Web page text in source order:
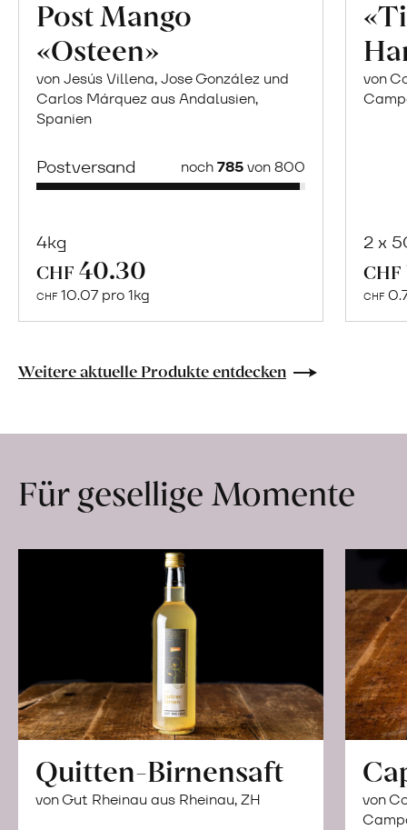
Post Mango
«Osteen»
von Jesús Villena, Jose González und
Carlos Márquez aus Andalusien,
Spanien
Postversand noch785von 800
4kg
CHF 40.30
CHF 10.07 pro 1kg
Naturbelassene
Lebensmittel
Hof
erfahren
von
2 x
CHF
CHF
Weitere aktuelle Produkte entdecken
Für gesellige Momente
Quitten-Birnensaft
von Gut Rheinau aus Rheinau, ZH
von